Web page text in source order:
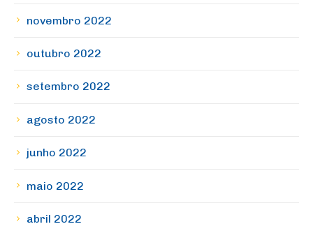
novembro 2022
outubro 2022
setembro 2022
agosto 2022
junho 2022
maio 2022
abril 2022